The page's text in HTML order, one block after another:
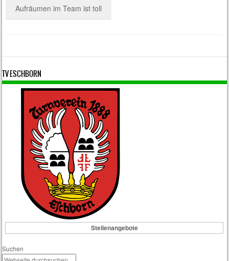
Aufräumen im Team ist toll
TV ESCHBORN
Stellenangebote
Suchen